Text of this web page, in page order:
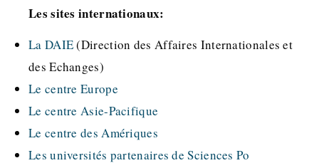
Les sites internationaux:
La DAIE(Direction des Affaires Internationales et
des Echanges)
Le centre Europe
Le centre Asie-Pacifique
Le centre des Amériques
Les universités partenaires de Sciences Po